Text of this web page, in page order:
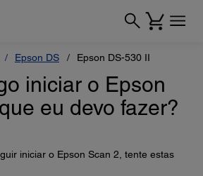
Epson DS Epson DS-530 II
iniciar o Epson
eu devo fazer?
iniciar o Epson Scan 2, tente estas